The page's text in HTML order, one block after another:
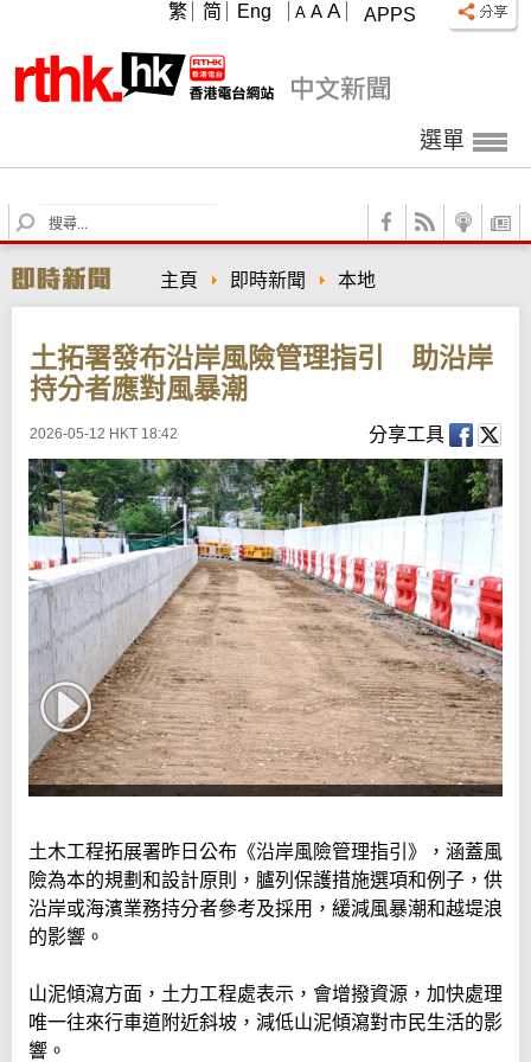
APPS
A A A
繁 简 Eng
選單
S
e
r
c
主頁 即時新聞 本地
土拓署發布沿岸風險管理指引 助沿岸
持分者應對風暴潮
2026-05-12 HKT 18:42 分享工具
土木工程拓展署昨日公布《沿岸風險管理指引》，涵蓋風
險為本的規劃和設計原則，臚列保護措施選項和例子，供
沿岸或海濱業務持分者參考及採用，緩減風暴潮和越堤浪
的影響。
山泥傾瀉方面，土力工程處表示，會增撥資源，加快處理
唯一往來行車道附近斜坡，減低山泥傾瀉對市民生活的影
響。